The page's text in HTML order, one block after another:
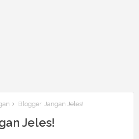
Blogger, Jangan Jeles!
Jeles!